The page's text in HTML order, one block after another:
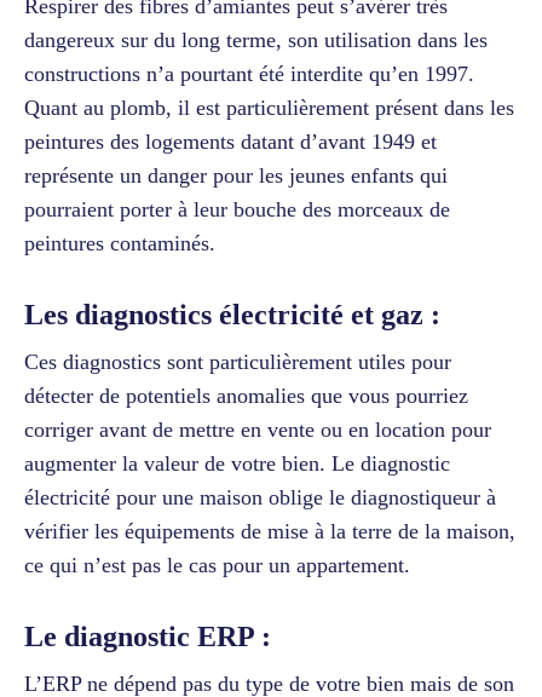
Respirer des fibres d’amiantes peut s’avérer très
dangereux sur du long terme, son utilisation dans les
constructions n’a pourtant été interdite qu’en 1997.
Quant au plomb, il est particulièrement présent dans les
peintures des logements datant d’avant 1949 et
représente un danger pour les jeunes enfants qui
pourraient porter à leur bouche des morceaux de
peintures contaminés.
Les diagnostics électricité et gaz :
Ces diagnostics sont particulièrement utiles pour
détecter de potentiels anomalies que vous pourriez
corriger avant de mettre en vente ou en location pour
augmenter la valeur de votre bien. Le diagnostic
électricité pour une maison oblige le diagnostiqueur à
vérifier les équipements de mise à la terre de la maison,
ce qui n’est pas le cas pour un appartement.
Le diagnostic ERP :
L’ERP ne dépend pas du type de votre bien mais de son